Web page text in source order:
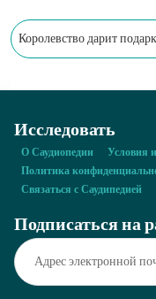
Королевство дарит
Исследовать
О Саудиопедии
Условия
Политика
Связаться с Саудипедией
Подписаться на